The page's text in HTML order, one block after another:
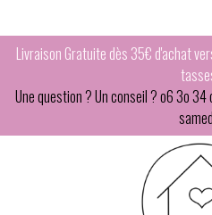
Livraison Gratuite dès 35€ d'achat
Une question ? Un conseil ? o6 3o